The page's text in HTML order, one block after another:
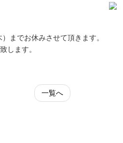
までお休みさせて頂きます。
します。
一覧へ